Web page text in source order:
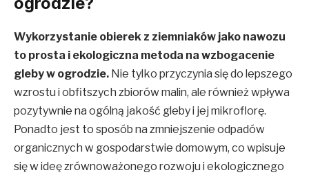
Wykorzystanie obierek z ziemniaków jako nawozu
to prosta i ekologiczna metoda na wzbogacenie
gleby w ogrodzie. Nie tylko przyczynia się do lepszego
wzrostu i obfitszych zbiorów malin, ale również wpływa
pozytywnie na ogólną jakość gleby i jej mikroflorę.
Ponadto jest to sposób na zmniejszenie odpadów
organicznych w gospodarstwie domowym, co wpisuje
się w ideę zrównoważonego rozwoju i ekologicznego